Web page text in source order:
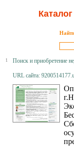
1 Поиск и приобретение
URL сайта: